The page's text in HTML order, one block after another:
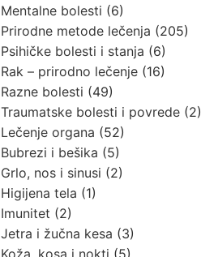
Mentalne bolesti (6)
Prirodne metode lečenja (205)
Psihičke bolesti i stanja (6)
Rak – prirodno lečenje(16)
Razne bolesti (49)
Traumatske bolesti i povrede(2)
Lečenje organa (52)
Bubrezi i bešika (5)
Grlo, nos i sinusi (2)
Higijena tela (1)
Imunitet (2)
Jetra i žučna kesa (3)
Koža, kosa i nokti (5)